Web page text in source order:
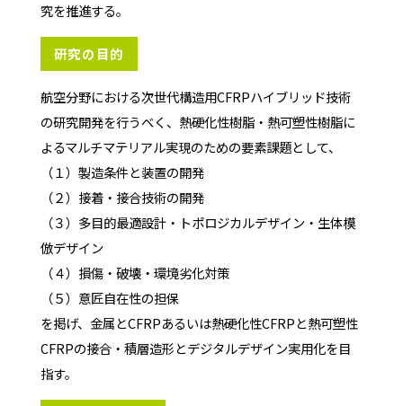
究を推進する。
研究の目的
航空分野における次世代構造用CFRPハイブリッド技術
の研究開発を行うべく、熱硬化性樹脂・熱可塑性樹脂に
よるマルチマテリアル実現のための要素課題として、
（１）製造条件と装置の開発
（２）接着・接合技術の開発
（３）多目的最適設計・トポロジカルデザイン・生体模
倣デザイン
（４）損傷・破壊・環境劣化対策
（５）意匠自在性の担保
を掲げ、金属とCFRPあるいは熱硬化性CFRPと熱可塑性
CFRPの接合・積層造形とデジタルデザイン実用化を目
指す。